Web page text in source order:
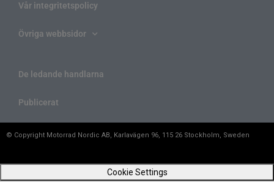
Vår integritetspolicy
Övriga webbsidor
De ledande handlarna
Publicerat
© Copyright Motorrad Nordic AB, Karlavägen 96, 115 26 Stockholm, Sweden
Cookie Settings